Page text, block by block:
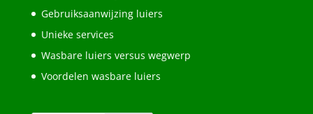
Gebruiksaanwijzing luiers
Unieke services
Wasbare luiers versus wegwerp
Voordelen wasbare luiers